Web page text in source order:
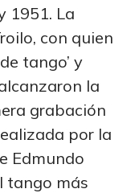
1951. La
con quien
tango’ y
la
grabación
por la
Edmundo
tango más